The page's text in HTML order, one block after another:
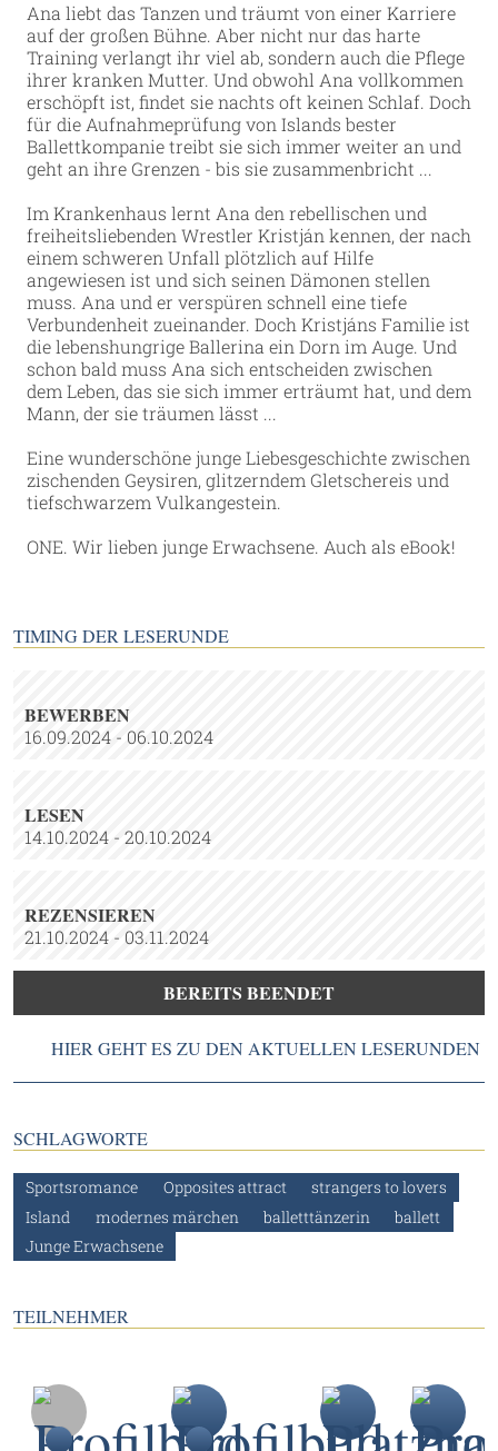
Ana liebt das Tanzen und träumt von einer Karriere
auf der großen Bühne. Aber nicht nur das harte
Training verlangt ihr viel ab, sondern auch die Pflege
ihrer kranken Mutter. Und obwohl Ana vollkommen
erschöpft ist, findet sie nachts oft keinen Schlaf. Doch
für die Aufnahmeprüfung von Islands bester
Ballettkompanie treibt sie sich immer weiter an und
geht an ihre Grenzen - bis sie zusammenbricht ...
Im Krankenhaus lernt Ana den rebellischen und
freiheitsliebenden Wrestler Kristján kennen, der nach
einem schweren Unfall plötzlich auf Hilfe
angewiesen ist und sich seinen Dämonen stellen
muss. Ana und er verspüren schnell eine tiefe
Verbundenheit zueinander. Doch Kristjáns Familie ist
die lebenshungrige Ballerina ein Dorn im Auge. Und
schon bald muss Ana sich entscheiden zwischen
dem Leben, das sie sich immer erträumt hat, und dem
Mann, der sie träumen lässt ...
Eine wunderschöne junge Liebesgeschichte zwischen
zischenden Geysiren, glitzerndem Gletschereis und
tiefschwarzem Vulkangestein.
ONE. Wir lieben junge Erwachsene. Auch als eBook!
TIMING DER LESERUNDE
BEWERBEN
16.09.2024 - 06.10.2024
LESEN
14.10.2024 - 20.10.2024
REZENSIEREN
21.10.2024 - 03.11.2024
BEREITS BEENDET
HIER GEHT ES ZU DEN AKTUELLEN LESERUNDEN
SCHLAGWORTE
Sportsromance Opposites attract
strangers to lovers
Island
modernes märchen balletttänzerin
ballett
Junge Erwachsene
TEILNEHMER